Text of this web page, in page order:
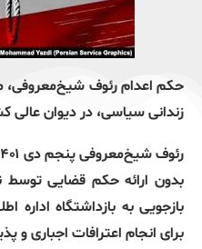
حکم اعدام رئوف شیخ‌معروفی،
زندانی سیاسی، در دیوان عالی
بدون ارائه حکم قضایی توسط
بازجویی به بازداشتگاه اداره
برای انجام اعترافات اجباری